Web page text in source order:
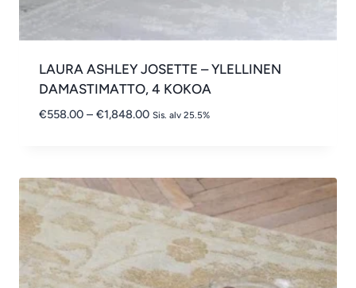
LAURA ASHLEY JOSETTE – YLELLINEN
DAMASTIMATTO, 4 KOKOA
€558.00 – €1,848.00Hintaluokka:
Sis. alv 25.5%